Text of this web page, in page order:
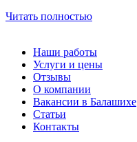
Читать полностью
Наши работы
Услуги и цены
Отзывы
О компании
Вакансии в Балашихе
Статьи
Контакты